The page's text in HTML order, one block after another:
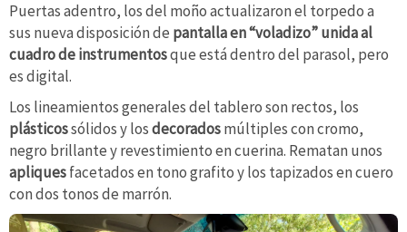
Puertas adentro, los del moño actualizaron el torpedo a
sus nueva disposición de pantalla en “voladizo” unida al
cuadro de instrumentosque está dentro del parasol, pero
es digital.
Los lineamientos generales del tablero son rectos, los
plásticossólidos y losdecoradosmúltiples con cromo,
negro brillante y revestimiento en cuerina. Rematan unos
apliquesfacetados en tono grafito y los tapizados en cuero
con dos tonos de marrón.